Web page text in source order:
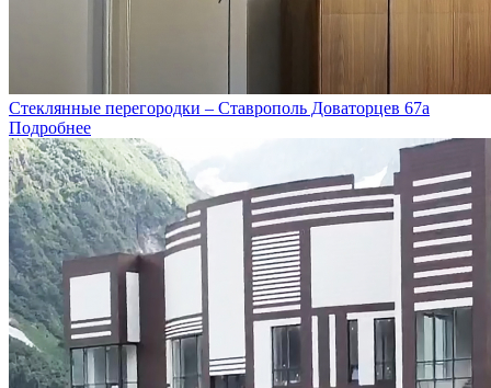
Стеклянные перегородки – Ставрополь Доваторцев 67а
Подробнее